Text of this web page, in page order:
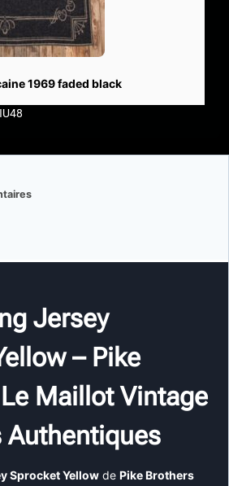
1969 faded black
Jersey
– Pike
Maillot Vintage
Authentiques
Sprocket Yellow de Pike Brothers